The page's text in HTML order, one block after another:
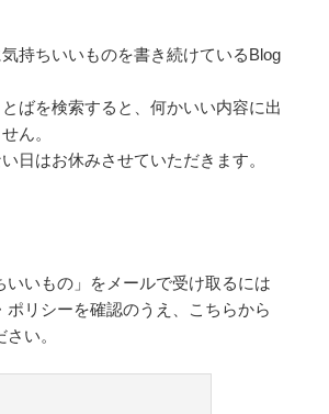
持ちいいものを書き続けているBlog
ばを検索すると、何かいい内容に出
ん。
日はお休みさせていただきます。
いいもの」をメールで受け取るには
ポリシーを確認のうえ、こちらから
い。